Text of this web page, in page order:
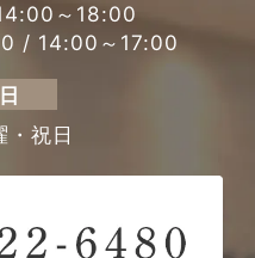
～18:00
/ 14:00～17:00
・祝日